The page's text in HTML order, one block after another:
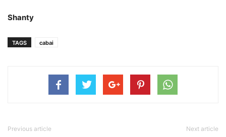
Shanty
TAGS cabai
Previous article Next article